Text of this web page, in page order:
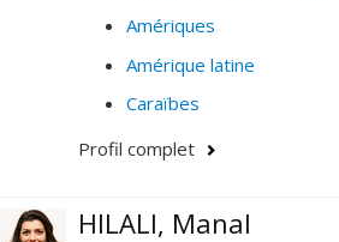
Amériques
Amérique latine
Caraïbes
Profil complet
HILALI, Manal